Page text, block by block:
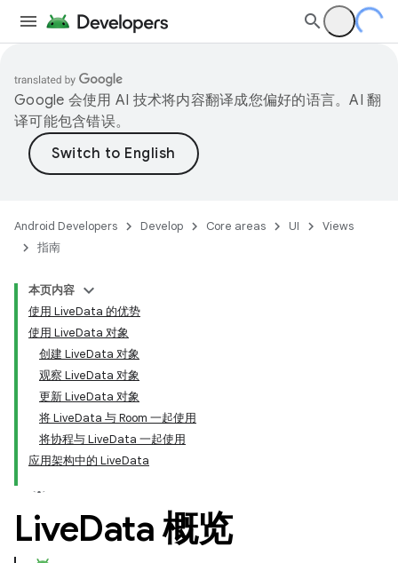
Google 会使用 AI 技术将内容翻译成您偏好的语言。AI 翻
译可能包含错误。
Android Developers Develop Core areas UI
Views
指南
本页内容
使用 LiveData 的优势
使用 LiveData 对象
创建 LiveData 对象
观察 LiveData 对象
更新 LiveData 对象
将 LiveData 与 Room 一起使用
将协程与 LiveData 一起使用
应用架构中的 LiveData
LiveData 概览